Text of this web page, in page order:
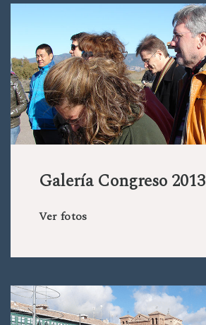
Galería Congreso 2013
Ver fotos